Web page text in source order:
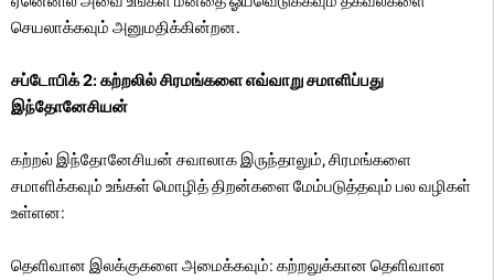
செயலாக்கவும் அனுமதிக்கின்றன.
சப்டோபிக் 2: கற்றலில் சிரமங்களை எவ்வாறு சமாளிப்பது
இந்தோனேசியன்
கற்றல் இந்தோனேசியன் சவாலாக இருந்தாலும், சிரமங்களை
சமாளிக்கவும் உங்கள் மொழித் திறன்களை மேம்படுத்தவும் பல வழிகள்
உள்ளன:
தெளிவான இலக்குகளை அமைக்கவும்: கற்றலுக்கான தெளிவான